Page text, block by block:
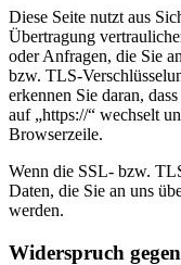
Diese Seite nutzt aus
Übertragung
oder Anfragen, die Sie
bzw. TLS-
erkennen Sie daran,
auf „https://“ wechselt
Browserzeile.
Wenn die SSL- bzw.
Daten, die Sie an uns
werden.
Widerspruch